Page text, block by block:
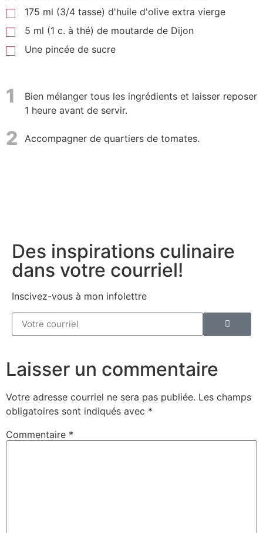
175 ml (3/4 tasse) d'huile d'olive extra vierge
5 ml (1 c. à thé) de moutarde de Dijon
Une pincée de sucre
1
Bien mélanger tous les ingrédients et laisser reposer
1 heure avant de servir.
2 Accompagner de quartiers de tomates.
Des inspirations culinaire
dans votre courriel!
Inscivez-vous à mon infolettre
Laisser un commentaire
Votre adresse courriel ne sera pas publiée. Les champs
obligatoires sont indiqués avec *
Commentaire *